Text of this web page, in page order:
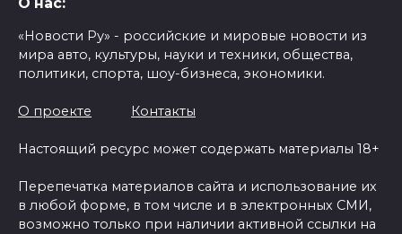
«Новости Ру» - российские и мировые новости из
мира авто, культуры, науки и техники, общества,
политики, спорта, шоу-бизнеса, экономики.
О проекте Контакты
Настоящий ресурс может содержать материалы 18+
Перепечатка материалов сайта и использование их
в любой форме, в том числе и в электронных СМИ,
возможно только при наличии активной ссылки на